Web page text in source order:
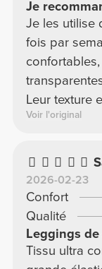
Je
Je les utilise
fois par
Leur texture
Voir l'original
2026-02-23
Confort
Qualité
Leggings
Tissu ultra